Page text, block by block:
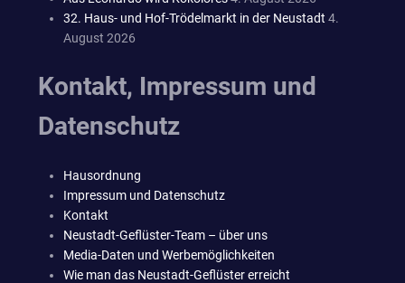
32. Haus- und Hof-Trödelmarkt in der Neustadt 4.
August 2026
Kontakt, Impressum und
Datenschutz
Hausordnung
Impressum und Datenschutz
Kontakt
Neustadt-Geflüster-Team – über uns
Media-Daten und Werbemöglichkeiten
Wie man das Neustadt-Geflüster erreicht